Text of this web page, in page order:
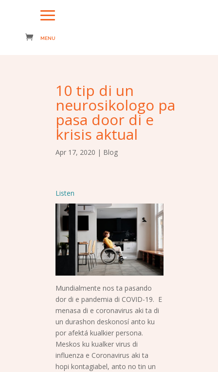
10 tip di un
neurosikologo pa
pasa door di e
krisis aktual
Apr 17, 2020 | Blog
Listen
Mundialmente nos ta pasando
dor di e pandemia di COVID-19. E
menasa di e coronavirus aki ta di
un durashon deskonosí anto ku
por afektá kualkier persona.
Meskos ku kualker virus di
influenza e Coronavirus aki ta
hopi kontagiabel, anto no tin un